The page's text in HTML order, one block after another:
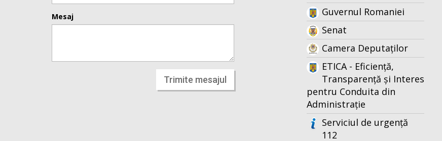
Mesaj
Trimite mesajul
Guvernul Romaniei
Senat
Camera Deputaților
ETICA - Eficiență,
Transparență și Interes
pentru Conduita din
Administrație
Serviciul de urgență
112